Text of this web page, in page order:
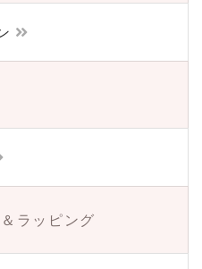
ラッピング